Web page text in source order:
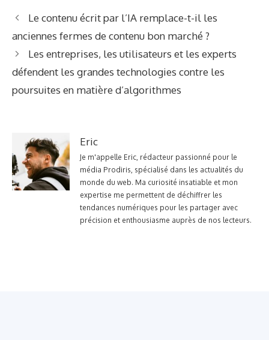
Le contenu écrit par l’IA remplace-t-il les
anciennes fermes de contenu bon marché ?
Les entreprises, les utilisateurs et les experts
défendent les grandes technologies contre les
poursuites en matière d’algorithmes
Eric
Je m'appelle Eric, rédacteur passionné pour le
média Prodiris, spécialisé dans les actualités du
monde du web. Ma curiosité insatiable et mon
expertise me permettent de déchiffrer les
tendances numériques pour les partager avec
précision et enthousiasme auprès de nos lecteurs.